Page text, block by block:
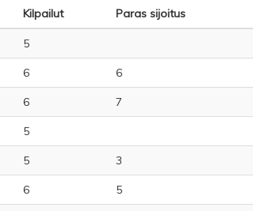
Kilpailut Paras sijoitus
5
6 6
6 7
5
5 3
6 5